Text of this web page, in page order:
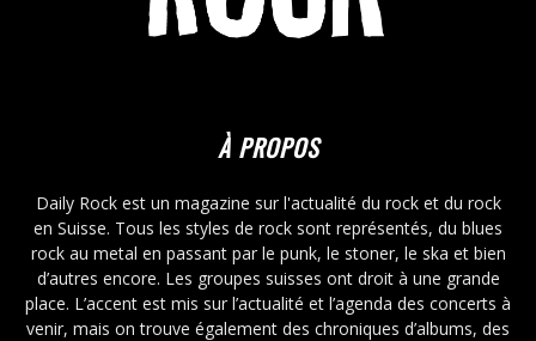
À PROPOS
Daily Rock est un magazine sur l'actualité du rock et du rock
en Suisse. Tous les styles de rock sont représentés, du blues
rock au metal en passant par le punk, le stoner, le ska et bien
d’autres encore. Les groupes suisses ont droit à une grande
place. L’accent est mis sur l’actualité et l’agenda des concerts à
venir, mais on trouve également des chroniques d’albums, des